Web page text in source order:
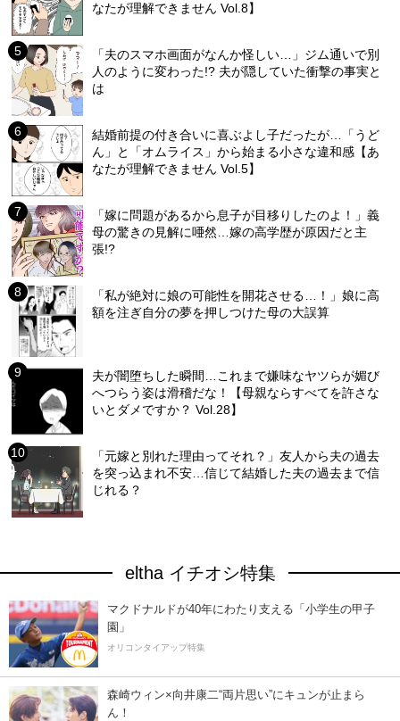
なたが理解できません Vol.8】
「夫のスマホ画面がなんか怪しい…」ジム通いで別
人のように変わった!? 夫が隠していた衝撃の事実と
は
結婚前提の付き合いに喜ぶよし子だったが…「うど
ん」と「オムライス」から始まる小さな違和感【あ
なたが理解できません Vol.5】
「嫁に問題があるから息子が目移りしたのよ！」義
母の驚きの見解に唖然…嫁の高学歴が原因だと主
張!?
「私が絶対に娘の可能性を開花させる…！」娘に高
額を注ぎ自分の夢を押しつけた母の大誤算
夫が闇堕ちした瞬間…これまで嫌味なヤツらが媚び
へつらう姿は滑稽だな！【母親ならすべてを許さな
いとダメですか？ Vol.28】
「元嫁と別れた理由ってそれ？」友人から夫の過去
を突っ込まれ不安…信じて結婚した夫の過去まで信
じれる？
eltha イチオシ特集
マクドナルドが40年にわたり支える「小学生の甲子
園」
オリコンタイアップ特集
森崎ウィン×向井康二“両片思い”にキュンが止まら
ん！